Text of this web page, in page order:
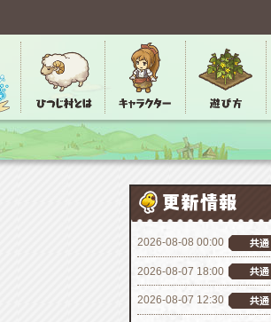
2026-08-08 00:00
2026-08-07 18:00
2026-08-07 12:30